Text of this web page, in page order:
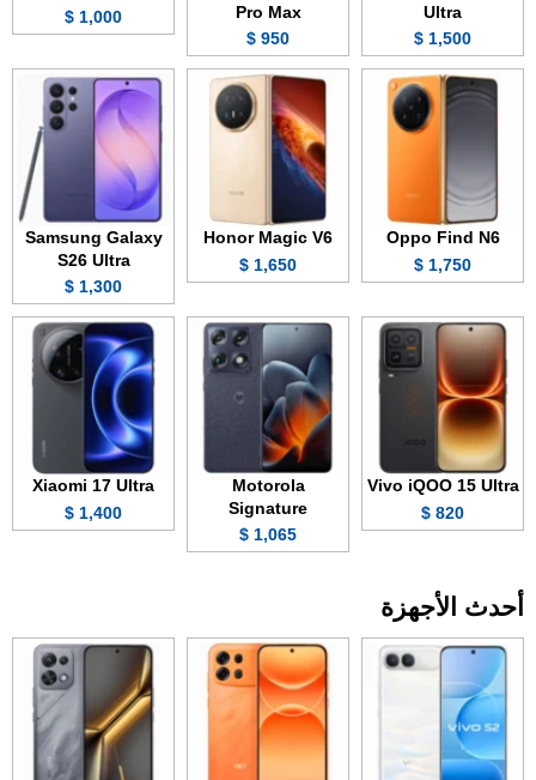
Ultra
1,500 $
Pro Max
950 $
1,000 $
Oppo Find N6
1,750 $
Honor Magic V6
1,650 $
Samsung Galaxy
S26 Ultra
1,300 $
Vivo iQOO 15 Ultra
820 $
Motorola
Signature
1,065 $
Xiaomi 17 Ultra
1,400 $
أحدث الأجهزة